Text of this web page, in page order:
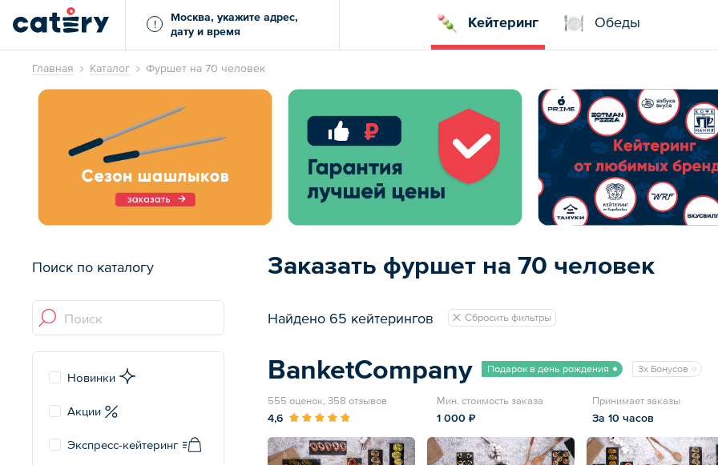
!
Москва, укажите адрес,
дату и время
Кейтеринг Обеды
Главная Каталог Фуршет на 70 человек
Поиск по каталогу
Новинки
Акции
Экспресс-кейтеринг
Заказать фуршет на 70 человек
Найдено 65 кейтерингов Сбросить фильтры
BanketCompany Подарок в день рождения 3x Бонусов
555 оценок, 358 отзывов
4,6
Мин. стоимость заказа
1 000 ₽
Принимает заказы
За 10 часов